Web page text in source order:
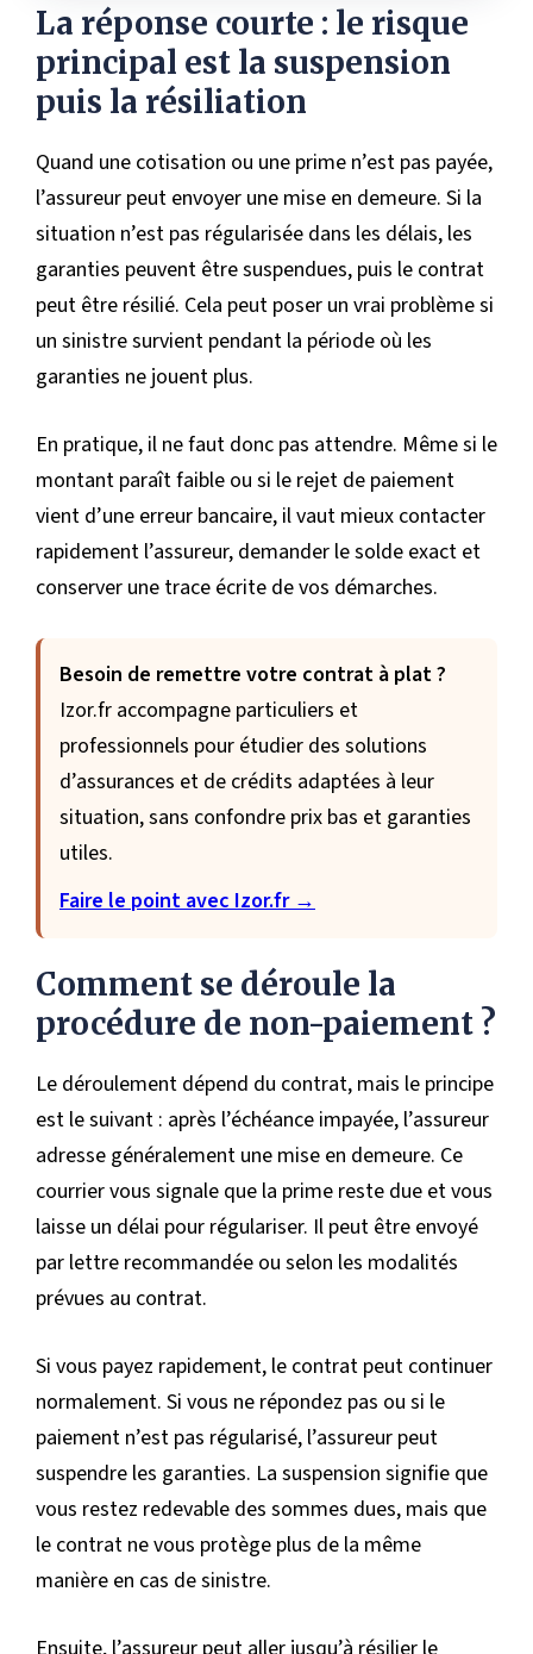
La réponse courte : le risque
principal est la suspension
puis la résiliation
Quand une cotisation ou une prime n’est pas payée,
l’assureur peut envoyer une mise en demeure. Si la
situation n’est pas régularisée dans les délais, les
garanties peuvent être suspendues, puis le contrat
peut être résilié. Cela peut poser un vrai problème si
un sinistre survient pendant la période où les
garanties ne jouent plus.
En pratique, il ne faut donc pas attendre. Même si le
montant paraît faible ou si le rejet de paiement
vient d’une erreur bancaire, il vaut mieux contacter
rapidement l’assureur, demander le solde exact et
conserver une trace écrite de vos démarches.
Besoin de remettre votre contrat à plat ?
Izor.fr accompagne particuliers et
professionnels pour étudier des solutions
d’assurances et de crédits adaptées à leur
situation, sans confondre prix bas et garanties
utiles.
Faire le point avec Izor.fr →
Comment se déroule la
procédure de non-paiement ?
Le déroulement dépend du contrat, mais le principe
est le suivant : après l’échéance impayée, l’assureur
adresse généralement une mise en demeure. Ce
courrier vous signale que la prime reste due et vous
laisse un délai pour régulariser. Il peut être envoyé
par lettre recommandée ou selon les modalités
prévues au contrat.
Si vous payez rapidement, le contrat peut continuer
normalement. Si vous ne répondez pas ou si le
paiement n’est pas régularisé, l’assureur peut
suspendre les garanties. La suspension signifie que
vous restez redevable des sommes dues, mais que
le contrat ne vous protège plus de la même
manière en cas de sinistre.